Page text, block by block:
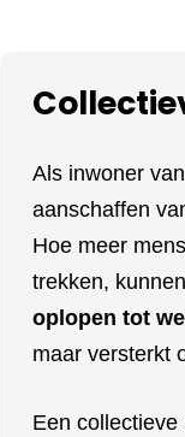
Als inwoner
aanschaffen
Hoe meer
trekken,
oplopen tot
maar versterkt
Een